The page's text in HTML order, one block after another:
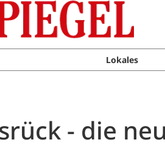
Lokales
- die